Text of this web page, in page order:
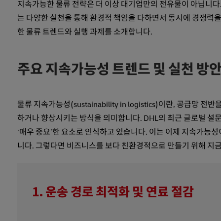
지속가능한 물류 전략은 더 이상 대기업만의 전유물이 아닙니
는 다양한 실천을 통해 환경적 책임을 다하면서 동시에 경쟁력
한 물류 트렌드와 실행 과제를 소개합니다.
주요 지속가능성 트렌드 및 실천 방
물류 지속가능성(sustainability in logistics)이란, 공급망 전반
하거나 향상시키는 방식을 의미합니다. DHL의 최근 글로벌 설
‘매우 중요’한 요소로 인식하고 있습니다. 이는 이제 지속가능
니다. 그렇다면 비즈니스를 보다 친환경적으로 만들기 위해 지
1. 운송 경로 최적화 및 연료 절감